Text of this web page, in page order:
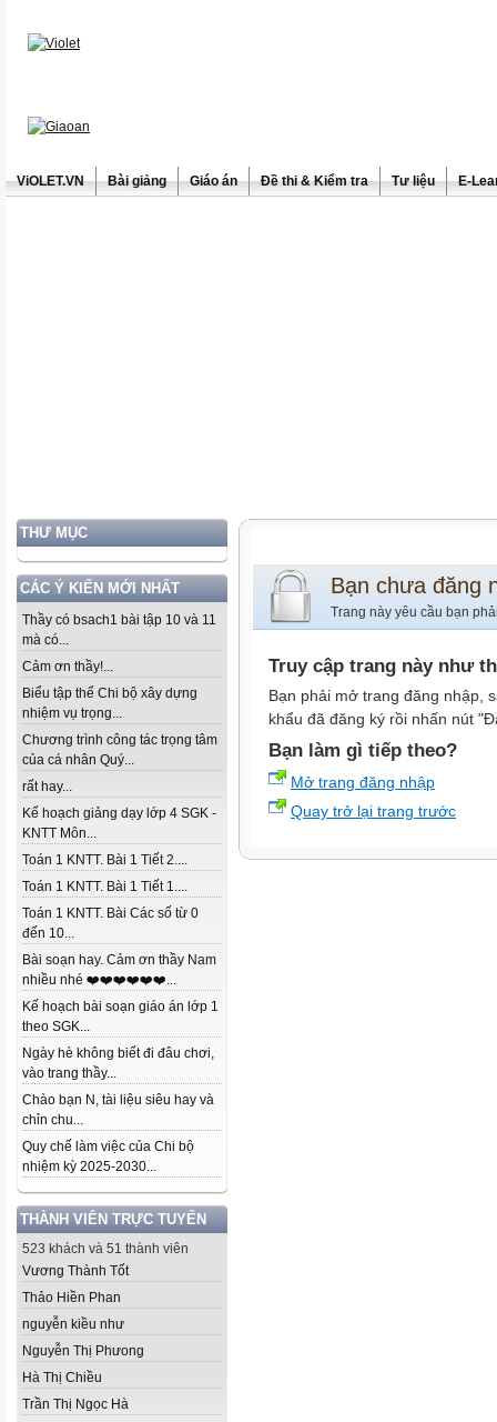
ViOLET.VN Bài giảng Giáo án Đề thi & Kiểm tra Tư liệu E-
THƯ MỤC
CÁC Ý KIẾN MỚI NHẤT
Thầy có bsach1 bài tập 10 và 11
mà có...
Cảm ơn thầy!...
Biểu tập thể Chi bộ xây dựng
nhiệm vụ trọng...
Chương trình công tác trọng tâm
của cá nhân Quý...
rất hay...
Kế hoạch giảng dạy lớp 4 SGK -
KNTT Môn...
Toán 1 KNTT. Bài 1 Tiết 2....
Toán 1 KNTT. Bài 1 Tiết 1....
Toán 1 KNTT. Bài Các số từ 0
đến 10...
Bài soạn hay. Cảm ơn thầy Nam
nhiều nhé ❤️❤️❤️❤️❤️❤️...
Kế hoạch bài soạn giáo án lớp 1
theo SGK...
Ngày hè không biết đi đâu chơi,
vào trang thầy...
Chào bạn N, tài liệu siêu hay và
chỉn chu...
Quy chế làm việc của Chi bộ
nhiệm kỳ 2025-2030...
THÀNH VIÊN TRỰC TUYẾN
523 khách và 51 thành viên
Vương Thành Tốt
Thảo Hiền Phan
nguyễn kiều như
Nguyễn Thị Phưong
Hà Thị Chiều
Trần Thị Ngọc Hà
Bạn chưa đăng
Trang này yêu cầu bạn
Truy cập trang này như
Bạn phải mở trang đăng nhập,
khẩu đã đăng ký rồi nhấn nút
Bạn làm gì tiếp theo?
Mở trang đăng nhập
Quay trở lại trang trước